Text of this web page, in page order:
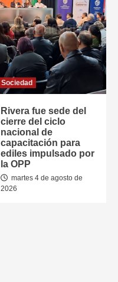
Sociedad
Rivera fue sede del
cierre del ciclo
nacional de
capacitación para
ediles impulsado por
la OPP
martes 4 de agosto de
2026